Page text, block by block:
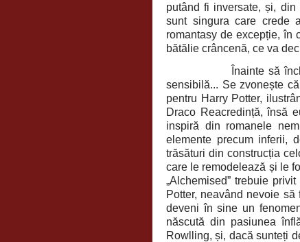
putând fi inversate, și,
sunt singura care crede
romantasy de excepție, în
bătălie crâncenă, ce va
Înainte să
sensibilă... Se zvonește
pentru Harry Potter,
Draco Reacredință, însă
inspiră din romanele
elemente precum inferii,
trăsături din construcția
care le remodelează și le
„Alchemised” trebuie
Potter, neavând nevoie
deveni în sine un
născută din pasiunea
Rowlling, și, dacă sunteți